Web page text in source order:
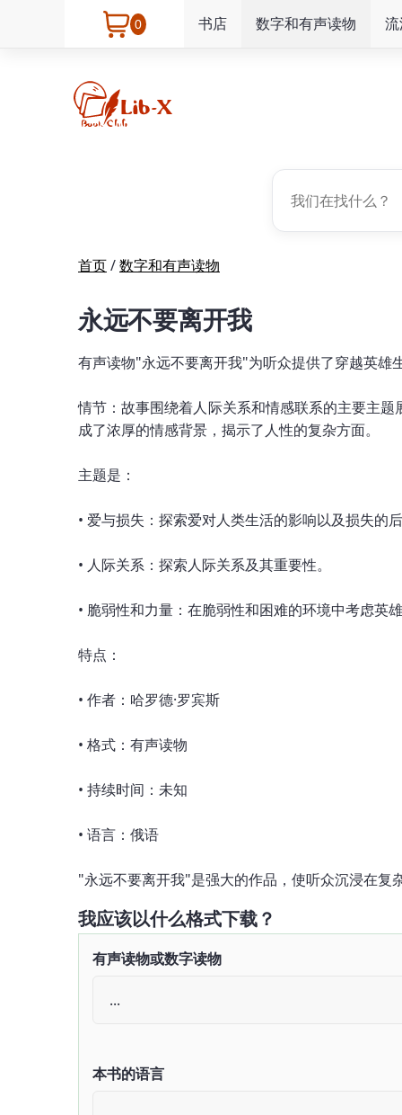
0 书店 数字和有声读物
首页/数字和有声读物
永远不要离开我
有声读物"永远不要离开我"为听众提供了穿越英雄
情节：故事围绕着人际关系和情感联系的主要主
成了浓厚的情感背景，揭示了人性的复杂方面。
主题是：
• 爱与损失：探索爱对人类生活的影响以及损失的
• 人际关系：探索人际关系及其重要性。
• 脆弱性和力量：在脆弱性和困难的环境中考虑英
特点：
• 作者：哈罗德·罗宾斯
• 格式：有声读物
• 持续时间：未知
• 语言：俄语
"永远不要离开我"是强大的作品，使听众沉浸在复
我应该以什么格式下载？
有声读物或数字读物
本书的语言